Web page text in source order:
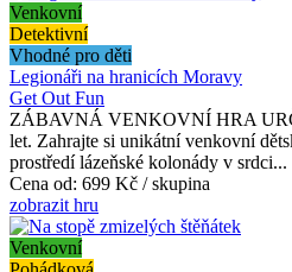
Venkovní
Detektivní
Vhodné pro děti
Legionáři na hranicích Moravy
Get Out Fun
ZÁBAVNÁ VENKOVNÍ HRA
let. Zahrajte si unikátní venkovní
prostředí lázeňské kolonády v srdci...
Cena od: 699 Kč / skupina
zobrazit hru
Venkovní